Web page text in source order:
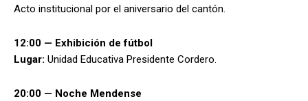
Acto institucional por el aniversario del cantón.
12:00 — Exhibición de fútbol
Lugar: Unidad Educativa Presidente Cordero.
20:00 — Noche Mendense